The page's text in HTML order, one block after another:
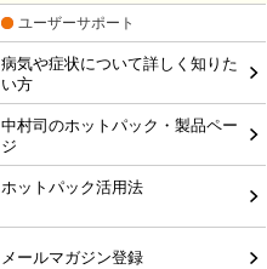
ユーザーサポート
病気や症状について詳しく知りた
い方
中村司のホットパック・製品ペー
ジ
ホットパック活用法
メールマガジン登録